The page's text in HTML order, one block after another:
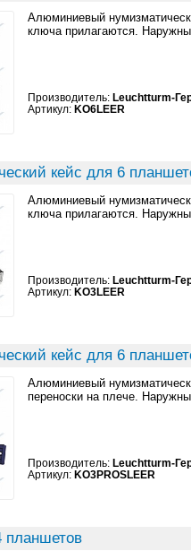
Алюминиевый
ключа прилагаются.
Производитель: Leuchtturm-
Артикул: KO6LEER
кейс для 6
Алюминиевый
ключа прилагаются.
Производитель: Leuchtturm-
Артикул: KO3LEER
кейс для 6
Алюминиевый
переноски на плече.
Производитель: Leuchtturm-
Артикул: KO3PROSLEER
планшетов